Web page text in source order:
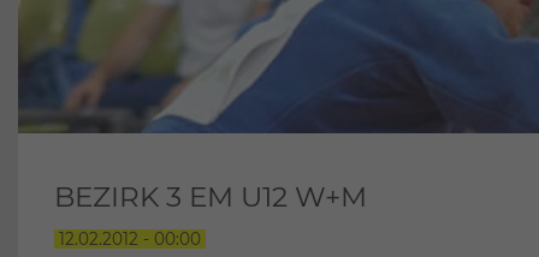
BEZIRK 3 EM U12 W+M
12.02.2012 - 00:00